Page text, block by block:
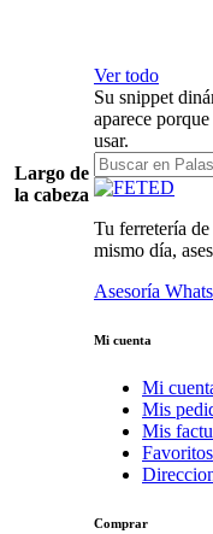
Largo de
la cabeza
Ver todo
Su snippet
aparece
usar.
Tu ferretería
mismo día,
Asesoría
Mi cuenta
Mi
Mis
Mis
Favoritos
Comprar